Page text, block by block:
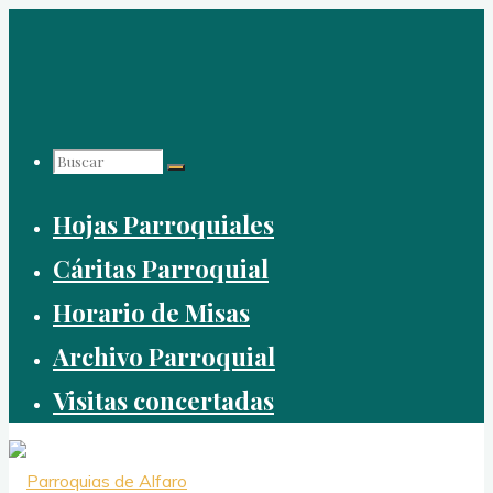
Buscar:
Hojas Parroquiales
Cáritas Parroquial
Horario de Misas
Archivo Parroquial
Visitas concertadas